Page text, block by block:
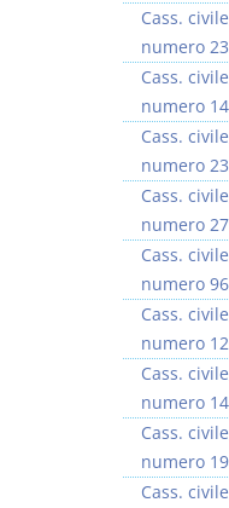
Cass.
numero
Cass.
numero
Cass.
numero
Cass.
numero
Cass.
numero
Cass.
numero
Cass.
numero
Cass.
numero
Cass.
Prescrizione e
Versione ebook